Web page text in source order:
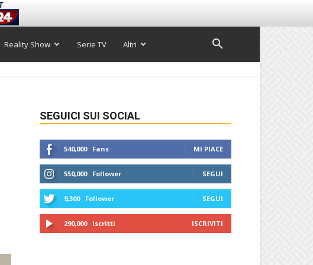
Reality Show Serie TV Altri
SEGUICI SUI SOCIAL
540,000 Fans MI PIACE
550,000 Follower SEGUI
9,300 Follower SEGUI
290,000 Iscritti ISCRIVITI